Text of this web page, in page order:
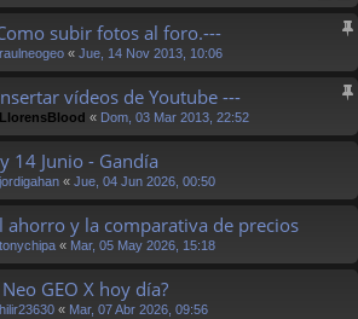
subir fotos al foro.---
raulneogeo « Jue, 14 Nov 2013, 10:06
vídeos de Youtube ---
LlorensBlood « Dom, 03 Mar 2013, 22:52
14 Junio - Gandía
jordigahan « Jue, 04 Jun 2026, 00:50
ahorro y la comparativa de precios
tonychipa « Mar, 05 May 2026, 15:18
GEO X hoy día?
hilir23630 « Mar, 07 Abr 2026, 09:56